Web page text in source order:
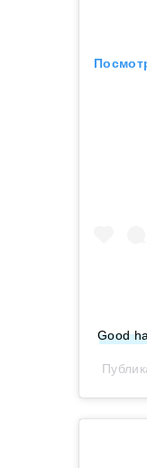
Good